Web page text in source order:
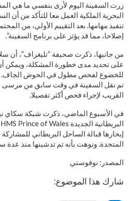
زرت السفينة اليوم لأرى بنفسي ما هي
البحرية الملكية العمل معا للتأكد من أن
تنفيذ مهامها. بعد التقييم الأولي، من
إصلاحا، مما قد يؤثر على برنامج السفينة”.
من جانبها، ذكرت صحيفة “تليغراف”، أن
على تحديد مدى خطورة المشكلة، ويمكن أن
للخضوع لفحص مطول في الحوض الجاف.
تم نقل السفينة في وقت سابق من مرسى
القريب لإجراء فحص أكثر تفصيلا.
في الأسبوع الماضي، ذكرت شبكة سكاي
إبحارها قبالة الساحل البريطاني
المتحدة. ونوهت بأنه تم تدشينها منذ
المصدر: نوفوستي
شارك هذا الموضوع: